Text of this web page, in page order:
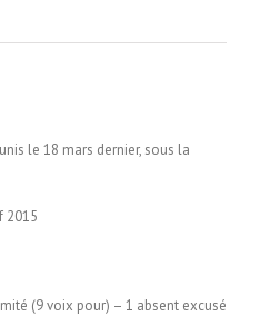
le 18 mars dernier, sous la
2015
(9 voix pour) – 1 absent excusé